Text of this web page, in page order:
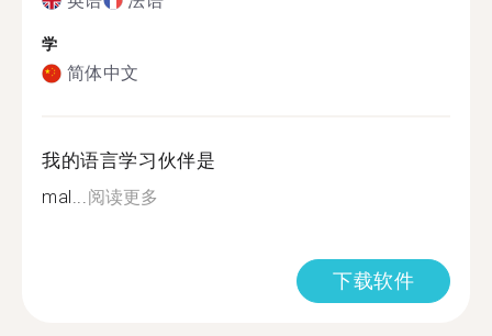
学
简体中文
我的语言学习伙伴是
mal...阅读更多
下载软件